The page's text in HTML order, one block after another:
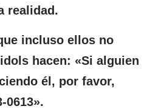
realidad.
incluso ellos no
hacen: «Si alguien
él, por favor,
0613».